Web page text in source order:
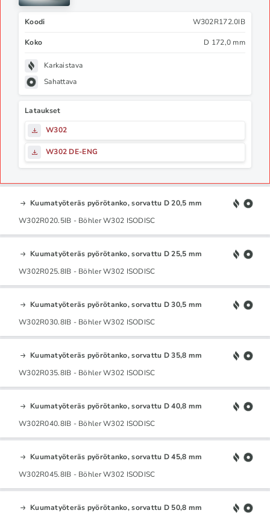
Koodi W302R172.0IB
Koko D 172,0 mm
Karkaistava
Sahattava
Lataukset
W302
W302 DE-ENG
Kuumatyöteräs pyörötanko, sorvattu D 20,5 mm
W302R020.5IB - Böhler W302 ISODISC
Kuumatyöteräs pyörötanko, sorvattu D 25,5 mm
W302R025.8IB - Böhler W302 ISODISC
Kuumatyöteräs pyörötanko, sorvattu D 30,5 mm
W302R030.8IB - Böhler W302 ISODISC
Kuumatyöteräs pyörötanko, sorvattu D 35,8 mm
W302R035.8IB - Böhler W302 ISODISC
Kuumatyöteräs pyörötanko, sorvattu D 40,8 mm
W302R040.8IB - Böhler W302 ISODISC
Kuumatyöteräs pyörötanko, sorvattu D 45,8 mm
W302R045.8IB - Böhler W302 ISODISC
Kuumatyöteräs pyörötanko, sorvattu D 50,8 mm